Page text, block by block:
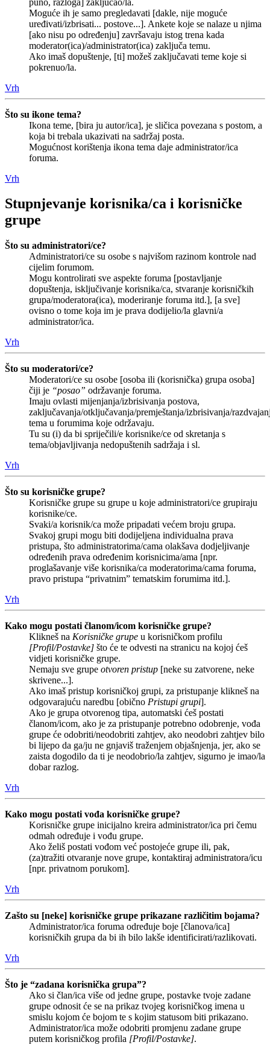
Moguće ih je samo pregledavati [dakle, nije moguće
uređivati/izbrisati... postove...]. Ankete koje se nalaze u njima
[ako nisu po određenju] završavaju istog trena kada
moderator(ica)/administrator(ica) zaključa temu.
Ako imaš dopuštenje, [ti] možeš zaključavati teme koje si
pokrenuo/la.
Vrh
Što su ikone tema?
Ikona teme, [bira ju autor/ica], je sličica povezana s postom, a
koja bi trebala ukazivati na sadržaj posta.
Mogućnost korištenja ikona tema daje administrator/ica
foruma.
Vrh
Stupnjevanje korisnika/ca i korisničke
grupe
Što su administratori/ce?
Administratori/ce su osobe s najvišom razinom kontrole nad
cijelim forumom.
Mogu kontrolirati sve aspekte foruma [postavljanje
dopuštenja, isključivanje korisnika/ca, stvaranje korisničkih
grupa/moderatora(ica), moderiranje foruma itd.], [a sve]
ovisno o tome koja im je prava dodijelio/la glavni/a
administrator/ica.
Vrh
Što su moderatori/ce?
Moderatori/ce su osobe [osoba ili (korisnička) grupa osoba]
čiji je “posao” održavanje foruma.
Imaju ovlasti mijenjanja/izbrisivanja postova,
zaključavanja/otključavanja/premještanja/izbrisivanja/
tema u forumima koje održavaju.
Tu su (i) da bi spriječili/e korisnike/ce od skretanja s
tema/objavljivanja nedopuštenih sadržaja i sl.
Vrh
Što su korisničke grupe?
Korisničke grupe su grupe u koje administratori/ce grupiraju
korisnike/ce.
Svaki/a korisnik/ca može pripadati većem broju grupa.
Svakoj grupi mogu biti dodijeljena individualna prava
pristupa, što administratorima/cama olakšava dodjeljivanje
određenih prava određenim korisnicima/ama [npr.
proglašavanje više korisnika/ca moderatorima/cama foruma,
pravo pristupa “privatnim” tematskim forumima itd.].
Vrh
Kako mogu postati članom/icom korisničke grupe?
Klikneš na Korisničke grupe u korisničkom profilu
[Profil/Postavke] što će te odvesti na stranicu na kojoj ćeš
vidjeti korisničke grupe.
Nemaju sve grupe otvoren pristup [neke su zatvorene, neke
skrivene...].
Ako imaš pristup korisničkoj grupi, za pristupanje klikneš na
odgovarajuću naredbu [obično Pristupi grupi].
Ako je grupa otvorenog tipa, automatski ćeš postati
članom/icom, ako je za pristupanje potrebno odobrenje, vođa
grupe će odobriti/neodobriti zahtjev, ako neodobri zahtjev bilo
bi lijepo da ga/ju ne gnjaviš traženjem objašnjenja, jer, ako se
zaista dogodilo da ti je neodobrio/la zahtjev, sigurno je imao/la
dobar razlog.
Vrh
Kako mogu postati vođa korisničke grupe?
Korisničke grupe inicijalno kreira administrator/ica pri čemu
odmah određuje i vođu grupe.
Ako želiš postati vođom već postojeće grupe ili, pak,
(za)tražiti otvaranje nove grupe, kontaktiraj administratora/icu
[npr. privatnom porukom].
Vrh
Zašto su [neke] korisničke grupe prikazane različitim bojama?
Administrator/ica foruma određuje boje [članova/ica]
korisničkih grupa da bi ih bilo lakše identificirati/razlikovati.
Vrh
Što je “zadana korisnička grupa”?
Ako si član/ica više od jedne grupe, postavke tvoje zadane
grupe odnosit će se na prikaz tvojeg korisničkog imena u
smislu kojom će bojom te s kojim statusom biti prikazano.
Administrator/ica može odobriti promjenu zadane grupe
putem korisničkog profila [Profil/Postavke].